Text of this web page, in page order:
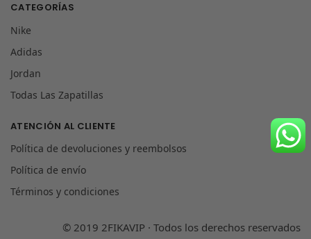
CATEGORÍAS
Nike
Adidas
Jordan
Todas Las Zapatillas
ATENCIÓN AL CLIENTE
Política de devoluciones y reembolsos
Política de envío
Términos y condiciones
© 2019 2FIKAVIP · Todos los derechos reservados